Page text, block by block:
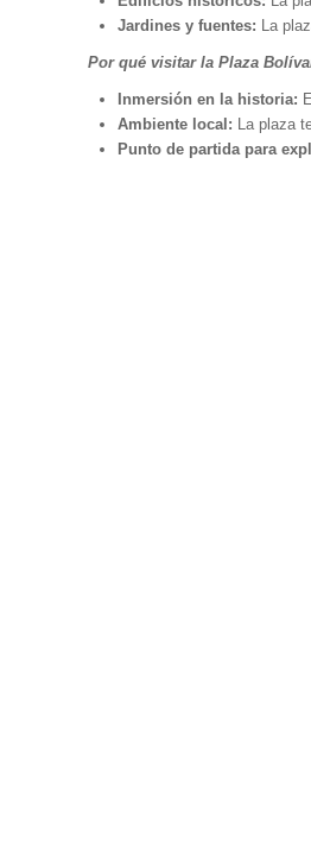
Jardines y fuentes: La
Por qué visitar la Plaza
Inmersión en la historia:
Ambiente local: La plaza
Punto de partida para